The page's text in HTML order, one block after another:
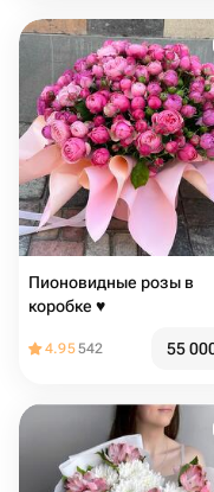
Пионовидные розы в
коробке ♥️
4.95542 55